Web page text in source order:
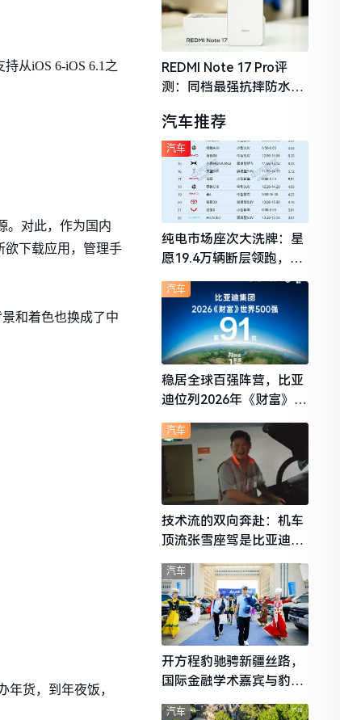
从iOS 6-iOS 6.1之
。对此，作为国内
欲下载应用，管理手
和着色也换成了中
年货，到年夜饭，
REDMI Note 17 Pro评
测：同档最强抗摔防水，
守门员
汽车推荐
纯电市场座次大洗牌：星
愿19.4万辆断层领跑，理
想i6成最强黑马
汽车
稳居全球百强阵营，比亚
迪位列2026年《财富》世
汽车
技术流的双向奔赴：机车
顶流张雪座驾是比亚迪秦
L
汽车
开方程豹驰骋新疆丝路，
国际金融学术嘉宾与豹友
共赴山海热爱
汽车
汽车